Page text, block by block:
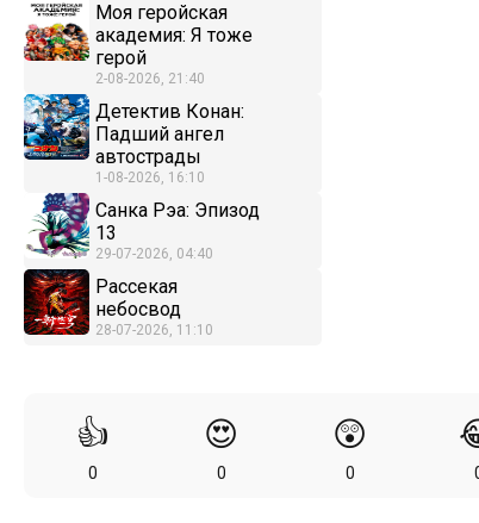
Моя геройская
академия: Я тоже
герой
2-08-2026, 21:40
Детектив Конан:
Падший ангел
автострады
1-08-2026, 16:10
Санка Рэа: Эпизод
13
29-07-2026, 04:40
Рассекая
небосвод
28-07-2026, 11:10
👍
0
😍
0
😲
0